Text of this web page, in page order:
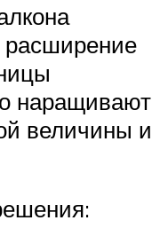
расширение
наращивают
величины и